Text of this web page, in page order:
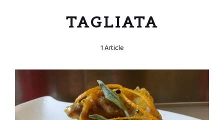
TAGLIATA
1 Article